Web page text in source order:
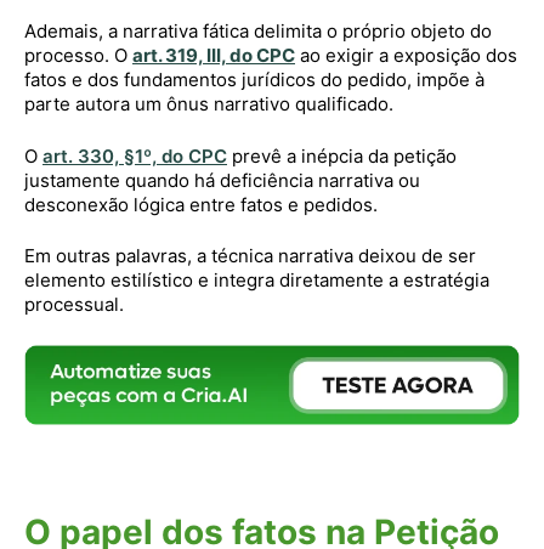
Ademais, a narrativa fática delimita o próprio objeto do
processo. O art. 319, III, do CPC ao exigir a exposição dos
fatos e dos fundamentos jurídicos do pedido, impõe à
parte autora um ônus narrativo qualificado.
O art. 330, §1º, do CPC prevê a inépcia da petição
justamente quando há deficiência narrativa ou
desconexão lógica entre fatos e pedidos.
Em outras palavras, a técnica narrativa deixou de ser
elemento estilístico e integra diretamente a estratégia
processual.
O papel dos fatos na Petição